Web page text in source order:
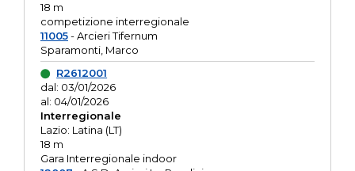
18 m
competizione interregionale
11005- Arcieri Tifernum
Sparamonti, Marco
R2612001
dal: 03/01/2026
al: 04/01/2026
Interregionale
Lazio: Latina (LT)
18 m
Gara Interregionale indoor